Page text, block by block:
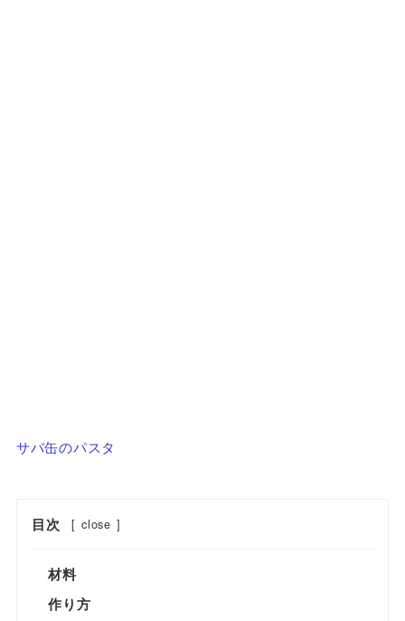
サバ缶のパスタ
目次 [ close ]
材料
作り方